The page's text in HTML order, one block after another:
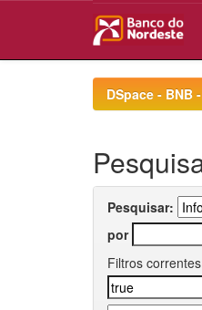
DSpace - BNB
Pesquisar:
por
Filtros